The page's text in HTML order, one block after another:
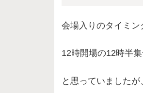
会場入りのタイミン
12時開場の12時半
と思っていました